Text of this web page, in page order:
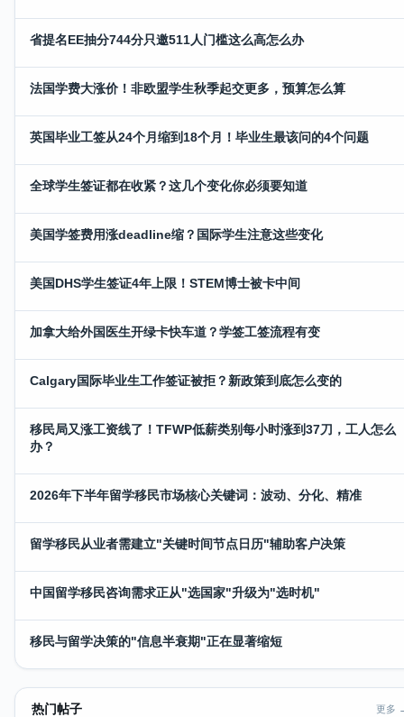
省提名EE抽分744分只邀511人门槛这么高怎么办
法国学费大涨价！非欧盟学生秋季起交更多，预算怎么算
英国毕业工签从24个月缩到18个月！毕业生最该问的4个问题
全球学生签证都在收紧？这几个变化你必须要知道
美国学签费用涨deadline缩？国际学生注意这些变化
美国DHS学生签证4年上限！STEM博士被卡中间
加拿大给外国医生开绿卡快车道？学签工签流程有变
Calgary国际毕业生工作签证被拒？新政策到底怎么变的
移民局又涨工资线了！TFWP低薪类别每小时涨到37刀，工人怎么
办？
2026年下半年留学移民市场核心关键词：波动、分化、精准
留学移民从业者需建立"关键时间节点日历"辅助客户决策
中国留学移民咨询需求正从"选国家"升级为"选时机"
移民与留学决策的"信息半衰期"正在显著缩短
热门帖子 更多